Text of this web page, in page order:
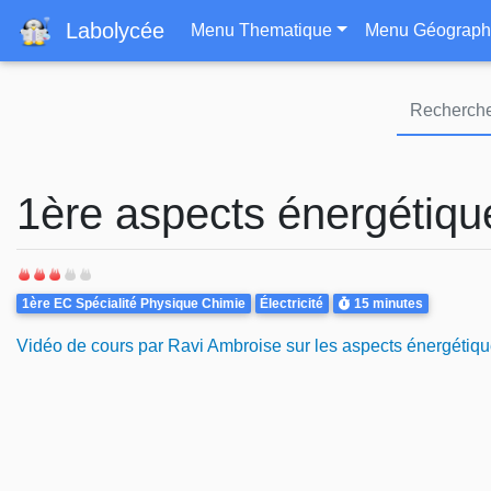
Labolycée Navigation
Menu Thematique Menu
1ère aspects
Theme
1ère EC Spécialité Physique Chimie Électricité Durée
15 minutes
Vidéo de cours par Ravi Ambroise sur les aspects